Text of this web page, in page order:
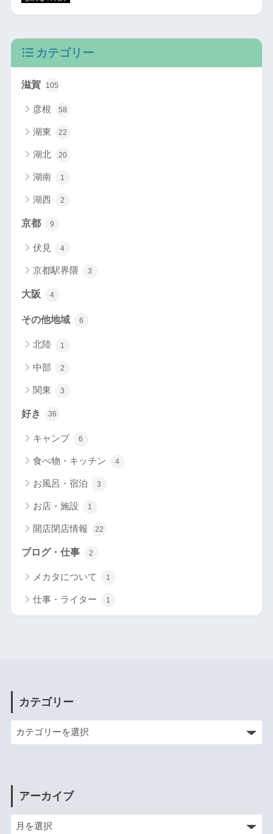
カテゴリー
滋賀 105
彦根 58
湖東 22
湖北 20
湖南 1
湖西 2
京都 9
伏見 4
京都駅界隈 3
大阪 4
その他地域 6
北陸 1
中部 2
関東 3
好き 36
キャンプ 6
食べ物・キッチン 4
お風呂・宿泊 3
お店・施設 1
開店閉店情報 22
ブログ・仕事 2
メカタについて 1
仕事・ライター 1
カテゴリー
アーカイブ